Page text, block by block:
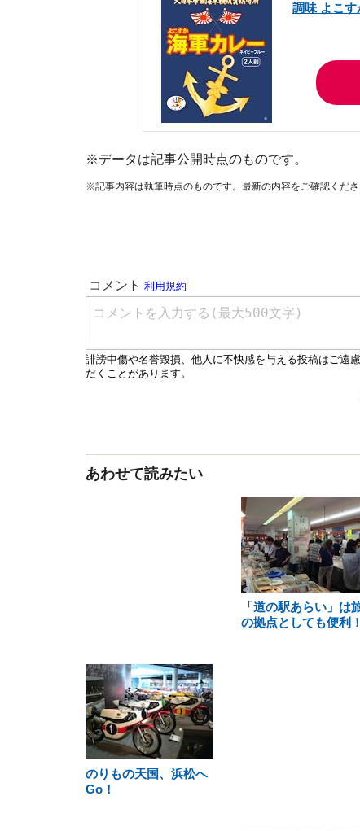
調味 よこ
※データは記事公開時点のものです。
※記事内容は執筆時点のものです。最新の内容をご確認くださ
あわせて読みたい
「道の駅あらい」は
の拠点としても便利！
のりもの天国、浜松へ
Go！